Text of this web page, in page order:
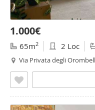
1.000€
65m2 2 Loc
Via Privata degli